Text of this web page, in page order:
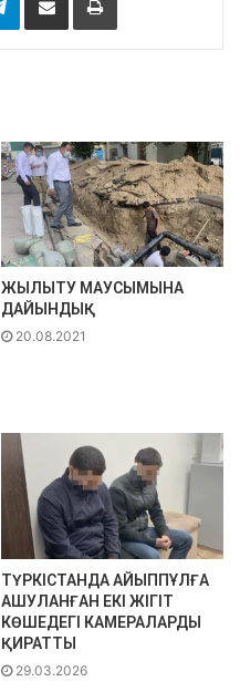
ЖЫЛЫТУ МАУСЫМЫНА
ДАЙЫНДЫҚ
20.08.2021
ТҮРКІСТАНДА АЙЫППҰЛҒА
АШУЛАНҒАН ЕКІ ЖІГІТ
КӨШЕДЕГІ КАМЕРАЛАРДЫ
ҚИРАТТЫ
29.03.2026